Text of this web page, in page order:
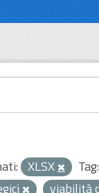
XLSX Tag:
viabilità